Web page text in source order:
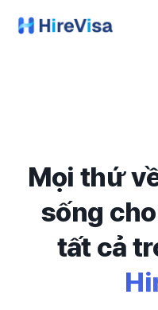
Mọi thứ
sống
tất cả